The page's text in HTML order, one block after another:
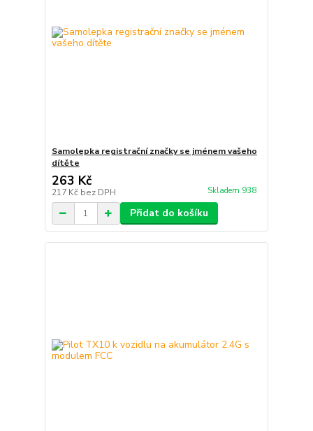
Samolepka registrační značky se jménem vašeho
dítěte
263 Kč
217 Kč bez DPH Skladem 938
Přidat do košíku